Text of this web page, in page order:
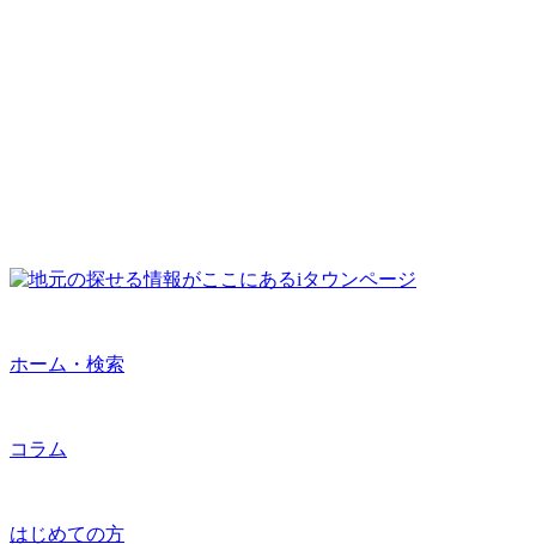
ホーム・検索
コラム
はじめての方